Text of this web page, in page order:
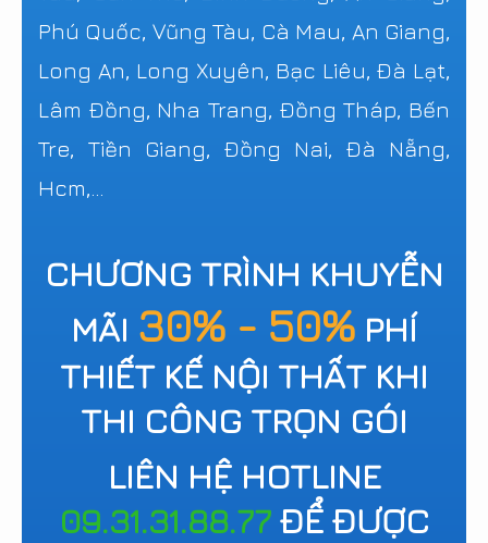
Phú Quốc, Vũng Tàu, Cà Mau, An Giang,
Long An, Long Xuyên, Bạc Liêu, Đà Lạt,
Lâm Đồng, Nha Trang, Đồng Tháp, Bến
Tre, Tiền Giang, Đồng Nai, Đà Nẵng,
Hcm,...
CHƯƠNG TRÌNH KHUYỄN
MÃI 30% - 50% PHÍ
THIẾT KẾ NỘI THẤT KHI
THI CÔNG TRỌN GÓI
LIÊN HỆ HOTLINE
09.31.31.88.77ĐỂ ĐƯỢC